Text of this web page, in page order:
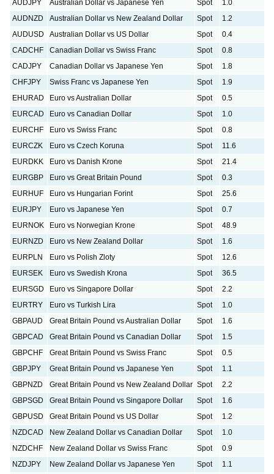
AUDJPY
Australian Dollar vs Japanese Yen Spot 1.0
AUDNZD
Australian Dollar vs New Zealand Dollar Spot 1.2
AUDUSD
Australian Dollar vs US Dollar Spot 0.4
CADCHF
Canadian Dollar vs Swiss Franc Spot 0.8
CADJPY
Canadian Dollar vs Japanese Yen Spot 1.8
CHFJPY
Swiss Franc vs Japanese Yen Spot 1.9
EHURAD
Euro vs Australian Dollar Spot 0.5
EURCAD
Euro vs Canadian Dollar Spot 1.0
EURCHF
Euro vs Swiss Franc Spot 0.8
EURCZK
Euro vs Czech Koruna Spot 11.6
EURDKK
Euro vs Danish Krone Spot 21.4
EURGBP
Euro vs Great Britain Pound Spot 0.3
EURHUF
Euro vs Hungarian Forint Spot 25.6
EURJPY
Euro vs Japanese Yen Spot 0.7
EURNOK
Euro vs Norwegian Krone Spot 48.9
EURNZD
Euro vs New Zealand Dollar Spot 1.6
EURPLN
Euro vs Polish Zloty Spot 12.6
EURSEK
Euro vs Swedish Krona Spot 36.5
EURSGD
Euro vs Singapore Dollar Spot 2.2
EURTRY
Euro vs Turkish Lira Spot 1.0
GBPAUD
Great Britain Pound vs Australian Dollar Spot 1.6
GBPCAD
Great Britain Pound vs Canadian Dollar Spot 1.5
GBPCHF
Great Britain Pound vs Swiss Franc Spot 0.5
GBPJPY
Great Britain Pound vs Japanese Yen Spot 1.1
GBPNZD
Great Britain Pound vs New Zealand Dollar Spot 2.2
GBPSGD
Great Britain Pound vs Singapore Dollar Spot 1.6
GBPUSD
Great Britain Pound vs US Dollar Spot 1.2
NZDCAD
New Zealand Dollar vs Canadian Dollar Spot 1.0
NZDCHF
New Zealand Dollar vs Swiss Franc Spot 0.9
NZDJPY
New Zealand Dollar vs Japanese Yen Spot 1.1